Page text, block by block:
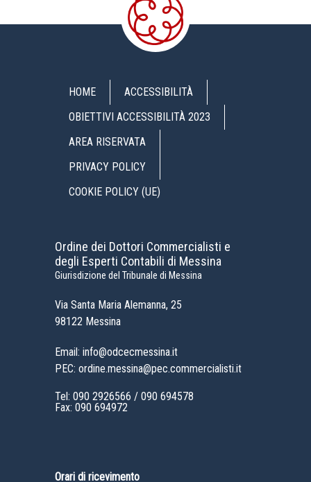
HOME
ACCESSIBILITÀ
OBIETTIVI ACCESSIBILITÀ 2023
AREA RISERVATA
PRIVACY POLICY
COOKIE POLICY (UE)
Ordine dei Dottori Commercialisti e
degli Esperti Contabili di Messina
Giurisdizione del Tribunale di Messina
Via Santa Maria Alemanna, 25
98122 Messina
Email: info@odcecmessina.it
PEC: ordine.messina@pec.commercialisti.it
Tel: 090 2926566 / 090 694578
Fax: 090 694972
Orari di ricevimento